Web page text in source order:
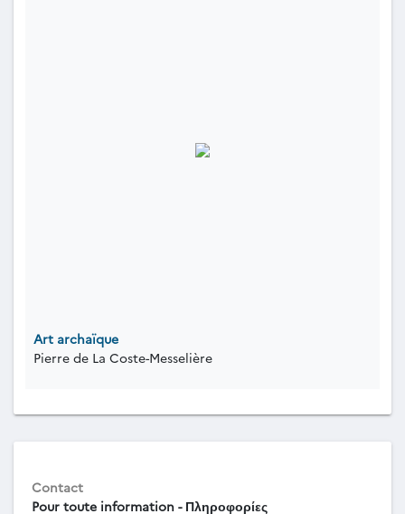
Art archaïque
Pierre de La Coste-Messelière
Contact
Pour toute information - Πληροφορίες